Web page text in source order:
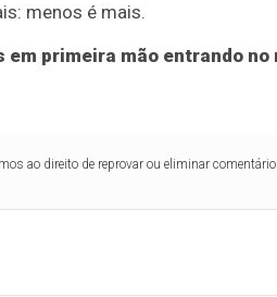
menos é mais.
primeira mão entrando no
ao direito de reprovar ou eliminar